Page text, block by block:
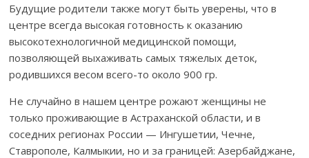
Будущие родители также могут быть уверены, что в
центре всегда высокая готовность к оказанию
высокотехнологичной медицинской помощи,
позволяющей выхаживать самых тяжелых деток,
родившихся весом всего-то около 900 гр.
Не случайно в нашем центре рожают женщины не
только проживающие в Астраханской области, и в
соседних регионах России — Ингушетии, Чечне,
Ставрополе, Калмыкии, но и за границей: Азербайджане,